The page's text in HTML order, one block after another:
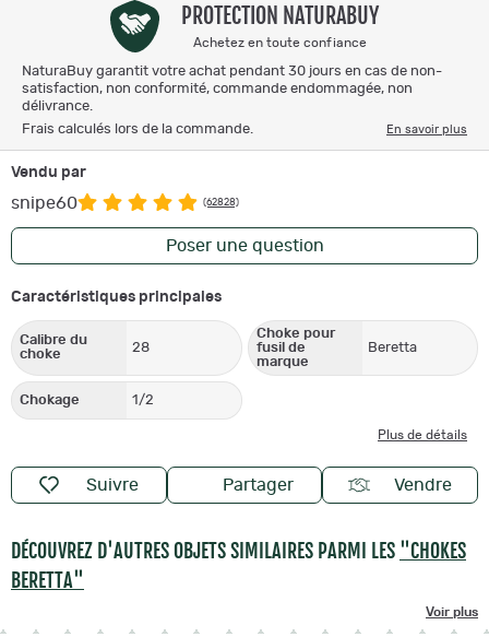
PROTECTION NATURABUY
Achetez en toute confiance
NaturaBuy garantit votre achat pendant 30 jours en cas de non-
satisfaction, non conformité, commande endommagée, non
délivrance.
Frais calculés lors de la commande.
En savoir plus
Vendu par
snipe60 (62828)
Poser une question
Caractéristiques principales
Calibre du
choke
28
Choke pour
fusil de
marque
Beretta
Chokage 1/2
Plus de détails
Suivre Partager Vendre
DÉCOUVREZ D'AUTRES OBJETS SIMILAIRES PARMI LES "CHOKES
BERETTA"
Voir plus